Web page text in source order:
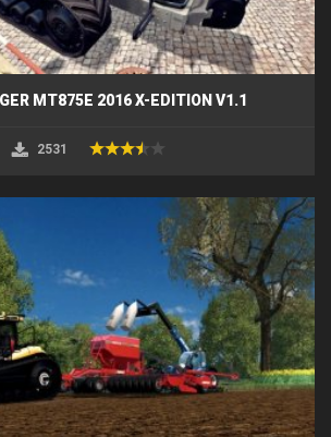
MT875E 2016 X-EDITION V1.1
2531